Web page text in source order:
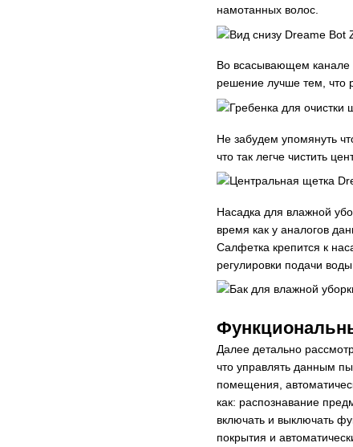
намотанных волос.
Во всасывающем канале
решение лучше тем, что
Не забудем упомянуть
что так легче чистить
Насадка для влажной
время как у аналогов
Салфетка крепится к
регулировки подачи воды.
Далее детально
что управлять данным
помещения,
как: распознавание
включать и выключать
покрытия и